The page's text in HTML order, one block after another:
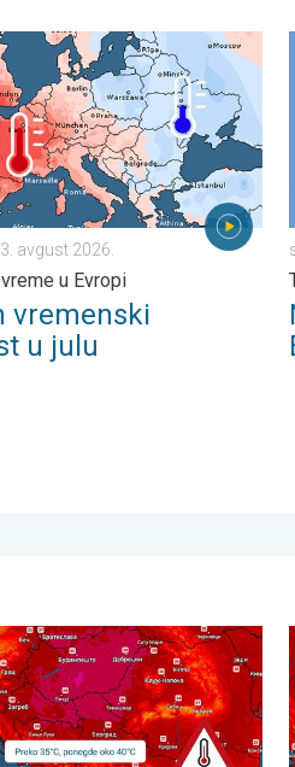
. . petak, 31. jul 2026.
kontrast u julu. Podeljeno
avgust 2026.
u Evropi
vremenski
u julu
. . četvrtak, 6. avgust 2026.
dostižu vrhunac. Ponegde